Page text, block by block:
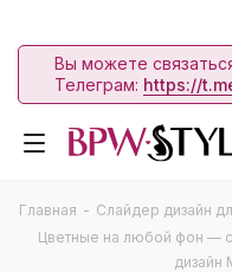
Вы можете
Телеграм: https://
Главная - Слайдер дизайн
Цветные на любой фон —
дизайн